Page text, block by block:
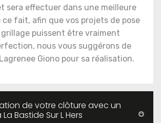
sera effectuer dans une meilleure
ce fait, afin que vos projets de pose
puissent être vraiment
nous vous suggérons de
Giono pour sa réalisation.
de votre clôture avec un
Bastide Sur L Hers